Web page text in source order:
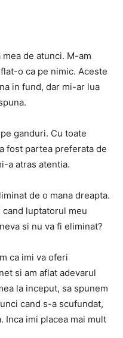
de atunci. M-am
o ca pe nimic. Aceste
in fund, dar mi-ar lua
ganduri. Cu toate
fost partea preferata de
a atras atentia.
de o mana dreapta.
cand luptatorul meu
si nu va fi eliminat?
ca imi va oferi
si am aflat adevarul
la inceput, sa spunem
cand s-a scufundat,
Inca imi placea mai mult